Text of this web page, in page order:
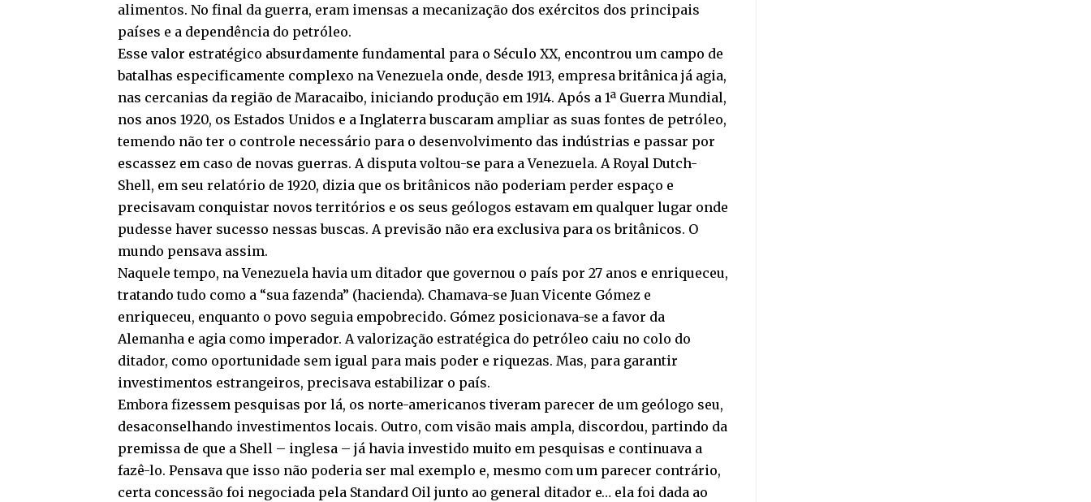
alimentos. No final da guerra, eram imensas a mecanização dos exércitos dos principais
países e a dependência do petróleo.
Esse valor estratégico absurdamente fundamental para o Século XX, encontrou um campo de
batalhas especificamente complexo na Venezuela onde, desde 1913, empresa britânica já agia,
nas cercanias da região de Maracaibo, iniciando produção em 1914. Após a 1ª Guerra Mundial,
nos anos 1920, os Estados Unidos e a Inglaterra buscaram ampliar as suas fontes de petróleo,
temendo não ter o controle necessário para o desenvolvimento das indústrias e passar por
escassez em caso de novas guerras. A disputa voltou-se para a Venezuela. A Royal Dutch-
Shell, em seu relatório de 1920, dizia que os britânicos não poderiam perder espaço e
precisavam conquistar novos territórios e os seus geólogos estavam em qualquer lugar onde
pudesse haver sucesso nessas buscas. A previsão não era exclusiva para os britânicos. O
mundo pensava assim.
Naquele tempo, na Venezuela havia um ditador que governou o país por 27 anos e enriqueceu,
tratando tudo como a “sua fazenda” (hacienda). Chamava-se Juan Vicente Gómez e
enriqueceu, enquanto o povo seguia empobrecido. Gómez posicionava-se a favor da
Alemanha e agia como imperador. A valorização estratégica do petróleo caiu no colo do
ditador, como oportunidade sem igual para mais poder e riquezas. Mas, para garantir
investimentos estrangeiros, precisava estabilizar o país.
Embora fizessem pesquisas por lá, os norte-americanos tiveram parecer de um geólogo seu,
desaconselhando investimentos locais. Outro, com visão mais ampla, discordou, partindo da
premissa de que a Shell – inglesa – já havia investido muito em pesquisas e continuava a
fazê-lo. Pensava que isso não poderia ser mal exemplo e, mesmo com um parecer contrário,
certa concessão foi negociada pela Standard Oil junto ao general ditador e… ela foi dada ao